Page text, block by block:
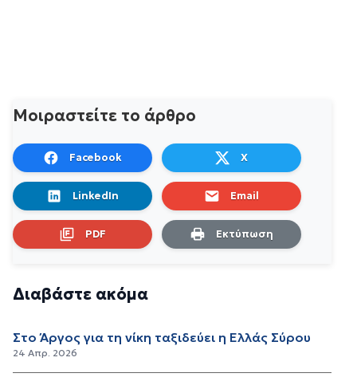
Μοιραστείτε το άρθρο
Facebook X
LinkedIn Email
PDF Εκτύπωση
Διαβάστε ακόμα
Στο Άργος για τη νίκη ταξιδεύει η Ελλάς Σύρου
24 Απρ. 2026